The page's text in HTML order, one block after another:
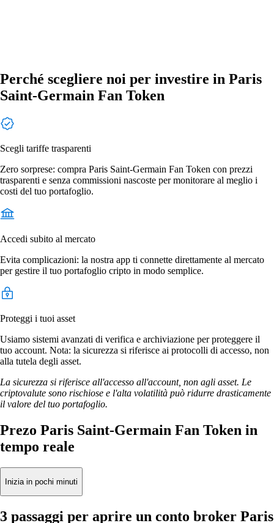
Perché scegliere noi per investire in Paris
Saint-Germain Fan Token
Scegli tariffe trasparenti
Zero sorprese: compra Paris Saint-Germain Fan Token con prezzi
trasparenti e senza commissioni nascoste per monitorare al meglio i
costi del tuo portafoglio.
Accedi subito al mercato
Evita complicazioni: la nostra app ti connette direttamente al mercato
per gestire il tuo portafoglio cripto in modo semplice.
Proteggi i tuoi asset
Usiamo sistemi avanzati di verifica e archiviazione per proteggere il
tuo account. Nota: la sicurezza si riferisce ai protocolli di accesso, non
alla tutela degli asset.
La sicurezza si riferisce all'accesso all'account, non agli asset. Le
criptovalute sono rischiose e l'alta volatilità può ridurre drasticamente
il valore del tuo portafoglio.
Prezo Paris Saint-Germain Fan Token in
tempo reale
Inizia in pochi minuti
3 passaggi per aprire un conto broker Paris